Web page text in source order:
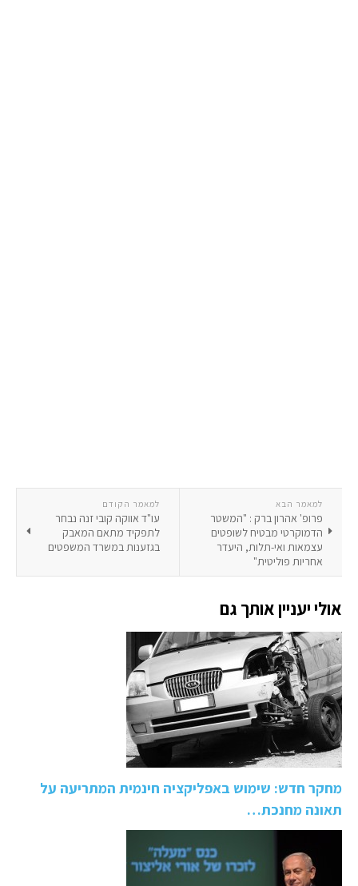
למאמר הקודם
עו"ד אווקה קובי זנה נבחר
לתפקיד מתאם המאבק
בגזענות במשרד המשפטים
למאמר הבא
פרופ' אהרון ברק : "המשטר
הדמוקרטי מבטיח לשופטים
עצמאות ואי-תלות, היעדר
אחריות פוליטית"
אולי יעניין אותך גם
מחקר חדש: שימוש באפליקציה חינמית המתריעה על
תאונה מחנכת…